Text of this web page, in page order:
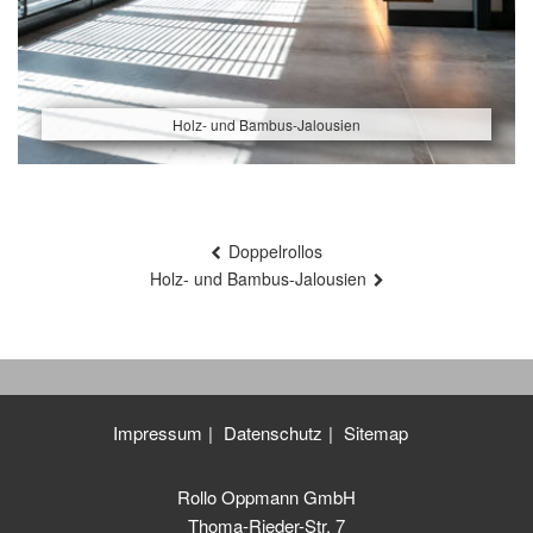
Holz- und Bambus-Jalousien
Doppelrollos
Holz- und Bambus-Jalousien
Impressum Datenschutz Sitemap
Rollo Oppmann GmbH
Thoma-Rieder-Str. 7